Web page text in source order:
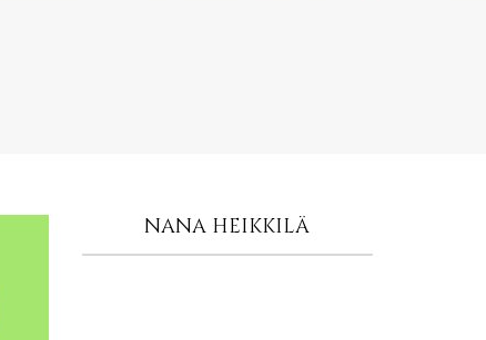
NANA HEIKKILÄ